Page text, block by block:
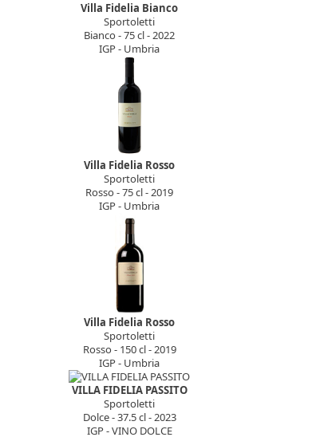
Villa Fidelia Bianco
Sportoletti
Bianco - 75 cl - 2022
IGP - Umbria
Villa Fidelia Rosso
Sportoletti
Rosso - 75 cl - 2019
IGP - Umbria
Villa Fidelia Rosso
Sportoletti
Rosso - 150 cl - 2019
IGP - Umbria
VILLA FIDELIA PASSITO
Sportoletti
Dolce - 37.5 cl - 2023
IGP - VINO DOLCE